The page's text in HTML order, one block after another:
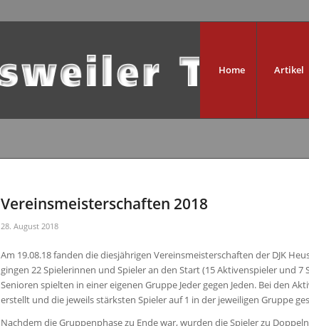
Home Artikel
Vereinsmeisterschaften 2018
28. August 2018
Am 19.08.18 fanden die diesjährigen Vereinsmeisterschaften der DJK
gingen 22 Spielerinnen und Spieler an den Start (15 Aktivenspieler und 7
Senioren spielten in einer eigenen Gruppe Jeder gegen Jeden. Bei den
erstellt und die jeweils stärksten Spieler auf 1 in der jeweiligen Gruppe
Nachdem die Gruppenphase zu Ende war, wurden die Spieler zu